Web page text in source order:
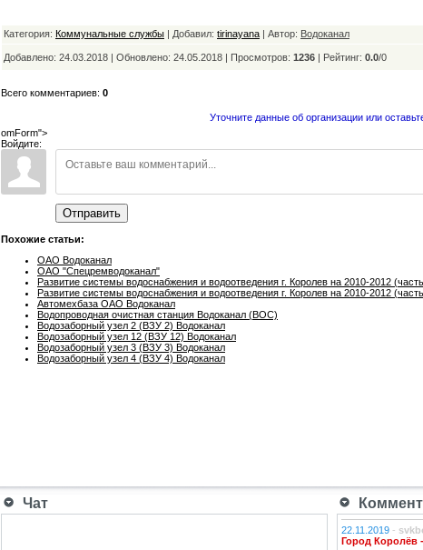
Категория: Коммунальные службы | Добавил: tirinayana | Автор: Водоканал
Добавлено: 24.03.2018 | Обновлено: 24.05.2018 | Просмотров: 1236 | Рейтинг: 0.0/0
Всего комментариев: 0
Уточните данные об организации или
omForm">
Войдите:
Отправить
Похожие статьи:
ОАО Водоканал
ОАО "Спецремводоканал"
Развитие системы водоснабжения и водоотведения г. Королев на 2010-2012
Развитие системы водоснабжения и водоотведения г. Королев на 2010-2012
Автомехбаза ОАО Водоканал
Водопроводная очистная станция Водоканал (ВОС)
Водозаборный узел 2 (ВЗУ 2) Водоканал
Водозаборный узел 12 (ВЗУ 12) Водоканал
Водозаборный узел 3 (ВЗУ 3) Водоканал
Водозаборный узел 4 (ВЗУ 4) Водоканал
Чат
22.11.2019 -
Город Королёв